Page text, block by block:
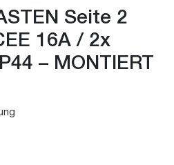
Seite 2
16A / 2x
– MONTIERT